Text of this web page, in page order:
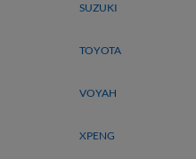
SUZUKI
TOYOTA
VOYAH
XPENG